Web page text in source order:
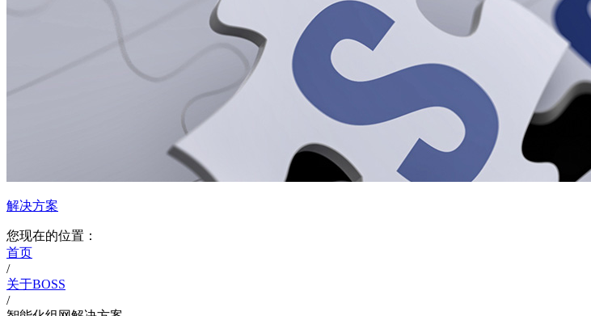
解决方案
您现在的位置：
首页
/
关于BOSS
/